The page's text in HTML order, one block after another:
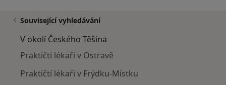
Související vyhledávání
V okolí Českého Těšína
Praktičtí lékaři v Ostravě
Praktičtí lékaři v Frýdku-Místku